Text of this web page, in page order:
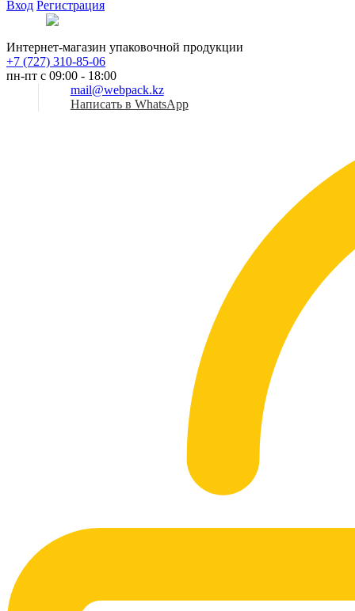
Вход Регистрация
Интернет-магазин упаковочной продукции
+7 (727) 310-85-06
пн-пт с 09:00 - 18:00
mail@webpack.kz
Написать в WhatsApp